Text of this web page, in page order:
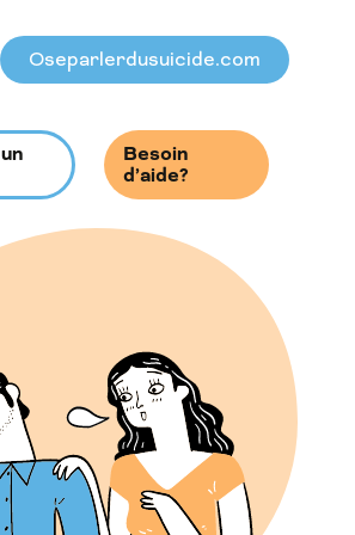
Oseparlerdusuicide.com
Besoin
d’aide?